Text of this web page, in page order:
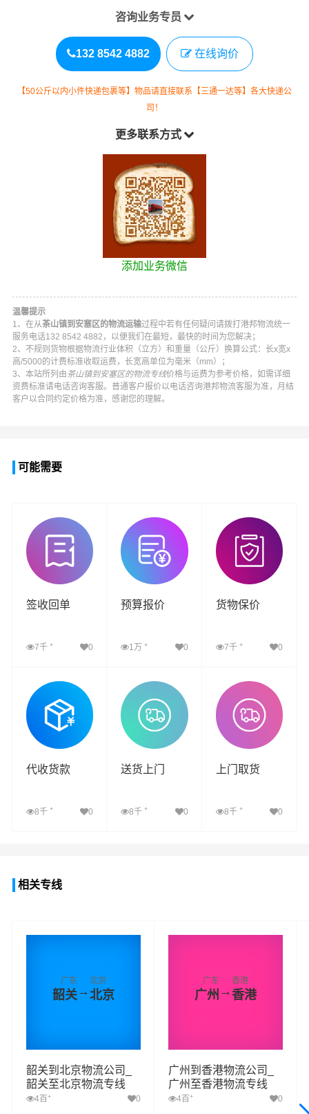
咨询业务专员
132 8542 4882 在线询价
【50公斤以内小件快递包裹等】物品请直接联系【三通一达等】各大快递公
司！
更多联系方式
添加业务微信
温馨提示
1、在从茶山镇到安塞区的物流运输过程中若有任何疑问请拨打 港邦物流统一
服务电话132 8542 4882 ，以便我们在最短，最快的时间为您解决；
2、不规则货物根据物流行业体积（立方）和重量（公斤）换算公式：长x宽x
高/5000的计费标准收取运费，长宽高单位为毫米（mm）；
3、本站所列由茶山镇到安塞区的物流专线价格与运费为参考价格，如需详细
资费标准请电话咨询客服。普通客户报价以电话咨询港邦物流客服为准，月结
客户以合同约定价格为准，感谢您的理解。
可能需要
签收回单
7千 + 0
查看详细
预算报价
1万+ 0
查看详细
货物保价
7千 + 0
查看详细
代收货款
8千 + 0
送货上门
8千+ 0
上门取货
8千 + 0
相关专线
广东
韶关→
北京
北京
韶关到北京物流公司_
韶关至北京物流专线
4百 + 0
广东
广州 →
香港
香港
广州到香港物流公司_
广州至香港物流专线
4百 + 0